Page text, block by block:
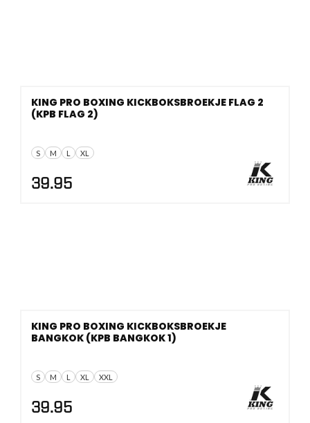
S M L XL
KING PRO BOXING KICKBOKSBROEKJE FLAG 2
(KPB FLAG 2)
39.95
S M L XL XXL
KING PRO BOXING KICKBOKSBROEKJE
BANGKOK (KPB BANGKOK 1)
39.95